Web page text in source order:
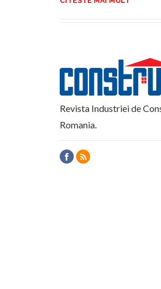
Revista Industriei de
Romania.